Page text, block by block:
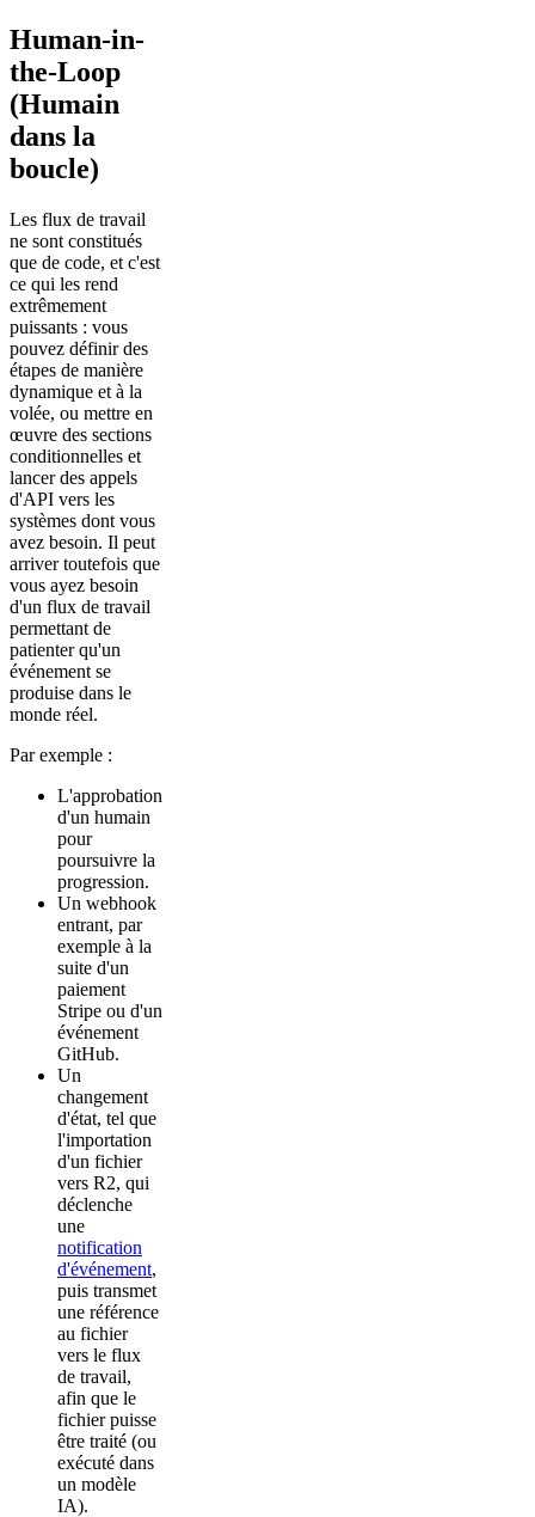
Human-in-
the-Loop
(Humain
dans la
boucle)
Les flux de travail
ne sont constitués
que de code, et c'est
ce qui les rend
extrêmement
puissants : vous
pouvez définir des
étapes de manière
dynamique et à la
volée, ou mettre en
œuvre des sections
conditionnelles et
lancer des appels
d'API vers les
systèmes dont vous
avez besoin. Il peut
arriver toutefois que
vous ayez besoin
d'un flux de travail
permettant de
patienter qu'un
événement se
produise dans le
monde réel.
Par exemple :
L'approbation
d'un humain
pour
poursuivre la
progression.
Un webhook
entrant, par
exemple à la
suite d'un
paiement
Stripe ou d'un
événement
GitHub.
Un
changement
d'état, tel que
l'importation
d'un fichier
vers R2, qui
déclenche
une
notification
d'événement,
puis transmet
une référence
au fichier
vers le flux
de travail,
afin que le
fichier puisse
être traité (ou
exécuté dans
un modèle
IA).